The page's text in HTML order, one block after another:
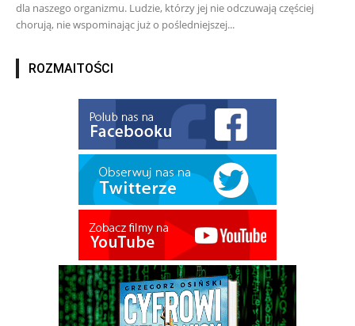
dla naszego organizmu. Ludzie, którzy jej nie odczuwają częściej
chorują, nie wspominając już o pośledniejszej...
ROZMAITOŚCI